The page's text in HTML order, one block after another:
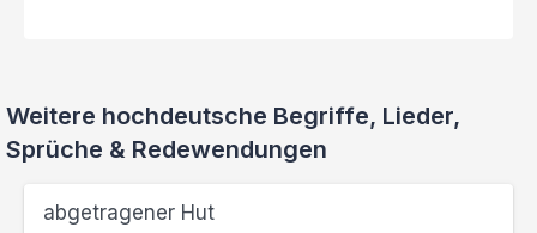
Weitere hochdeutsche Begriffe, Lieder,
Sprüche & Redewendungen
abgetragener Hut